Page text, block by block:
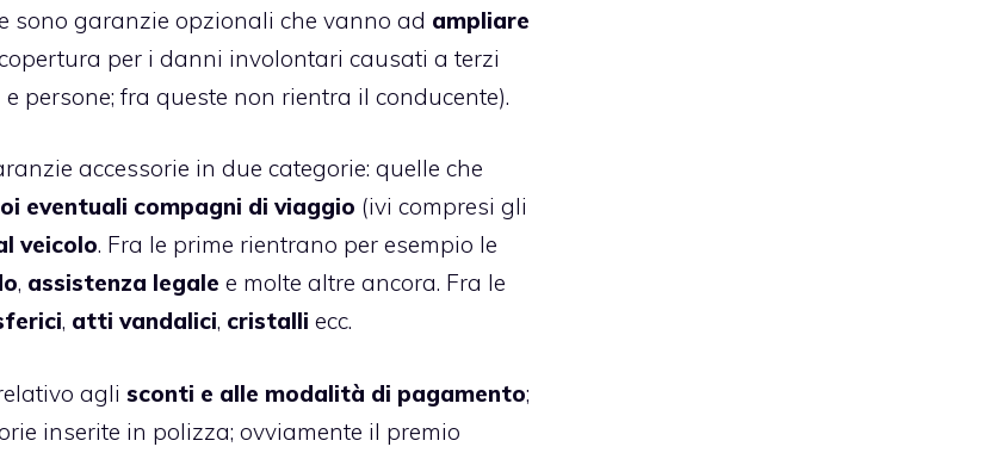
sono garanzie opzionali che vanno ad ampliare
per i danni involontari causati a terzi
persone; fra queste non rientra il conducente).
accessorie in due categorie: quelle che
eventuali compagni di viaggio (ivi compresi gli
veicolo. Fra le prime rientrano per esempio le
, assistenza legale e molte altre ancora. Fra le
, atti vandalici, cristalli ecc.
agli sconti e alle modalità di pagamento;
inserite in polizza; ovviamente il premio